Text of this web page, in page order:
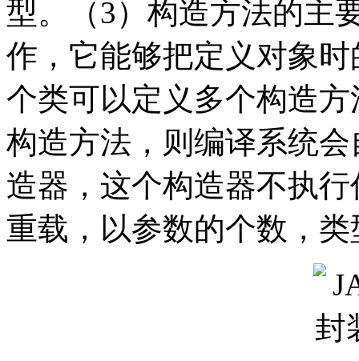
型。（3）构造方法的主
作，它能够把定义对象
个类可以定义多个构造
构造方法，则编译系统
造器，这个构造器不执
重载，以参数的个数，